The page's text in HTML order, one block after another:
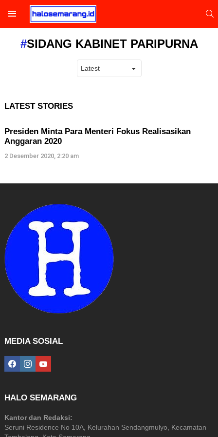
SIDANG KABINET PARIPURNA
LATEST STORIES
Presiden Minta Para Menteri Fokus Realisasikan
Anggaran 2020
2 Desember 2020, 2:20 am
MEDIA SOSIAL
facebookinstagramyoutube
HALO SEMARANG
Kantor dan Redaksi:
Seruni Residence No 10A, Kelurahan Sendangmulyo, Kecamatan